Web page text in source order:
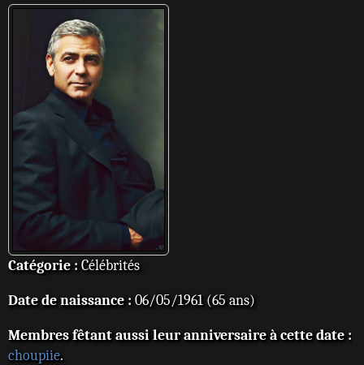
Catégorie : Célébrités
Date de naissance : 06/05/1961 (65 ans)
Membres fêtant aussi leur anniversaire à cette date :
choupiie.